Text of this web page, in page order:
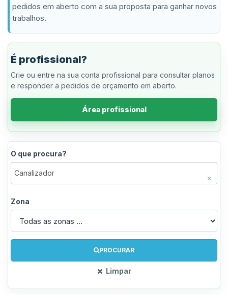
pedidos em aberto com a sua proposta para ganhar novos
trabalhos.
É profissional?
Crie ou entre na sua conta profissional para consultar planos
e responder a pedidos de orçamento em aberto.
Área profissional
O que procura?
×
Zona
PROCURAR
Limpar